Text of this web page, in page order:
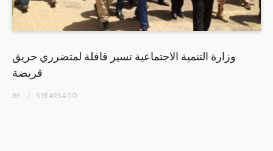
وزارة التنمية الاجتماعية تسير قافلة لمتضرري حريق
قريضة
BY 5 YEARSAGO